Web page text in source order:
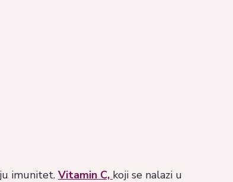
imunitet. Vitamin C, koji se nalazi u